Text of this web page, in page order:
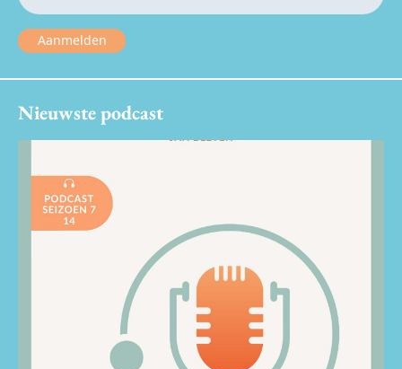
Aanmelden
Nieuwste podcast